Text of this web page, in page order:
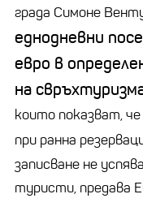
града Симоне
еднодневни
евро в
на
които показват,
при ранна
записване не
туристи, предава